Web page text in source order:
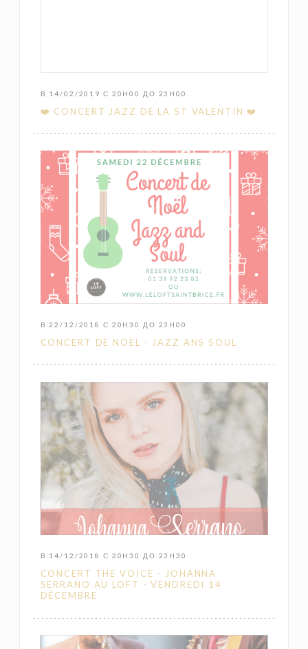
В 14/02/2019 С 20H00 ДО 23H00
❤️ CONCERT JAZZ DE LA ST VALENTIN ❤️
В 22/12/2018 С 20H30 ДО 23H00
CONCERT DE NOËL - JAZZ ANS SOUL
В 14/12/2018 С 20H30 ДО 23H30
CONCERT THE VOICE - JOHANNA
SERRANO AU LOFT - VENDREDI 14
DÉCEMBRE